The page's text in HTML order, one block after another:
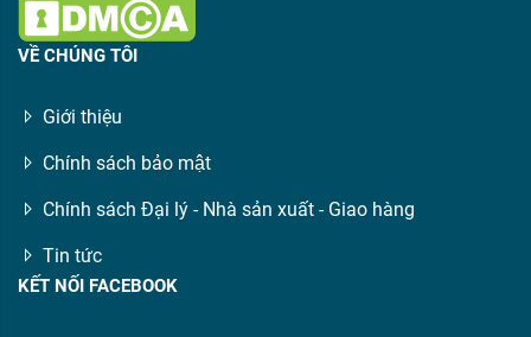
VỀ CHÚNG TÔI
Giới thiệu
Chính sách bảo mật
Chính sách Đại lý - Nhà sản xuất - Giao hàng
Tin tức
KẾT NỐI FACEBOOK